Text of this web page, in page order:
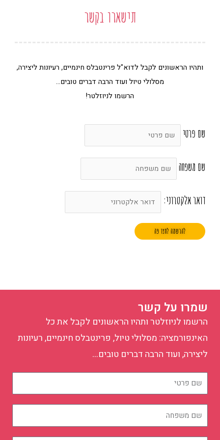
-
f
m
e
r
t
l
o
תישארו בקשר
ותהיו הראשונים לקבל לדוא"ל פרינטבלס חינמיים, רעיונות ליצירה,
מסלולי טיול ועוד הרבה דברים טובים…
הרשמו לניוזלטר!
שם פרטי
שם משפחה
דואר אלקטרוני:
שמרו על קשר
הרשמו לניוזלטר ותהיו הראשונים לקבל את כל
האינפורמציה: מסלולי טיול, פרינטבלס חינמיים, רעיונות
ליצירה, ועוד הרבה דברים טובים…
שם
פרטי
שם
משפחה